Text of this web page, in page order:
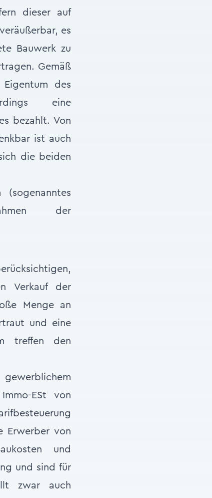
dieser auf
es
Bauwerk zu
Gemäß
des
eine
bezahlt. Von
ist auch
die beiden
der
Verkauf der
Menge an
und eine
treffen den
ESt von
Erwerber von
und
und sind für
zwar auch